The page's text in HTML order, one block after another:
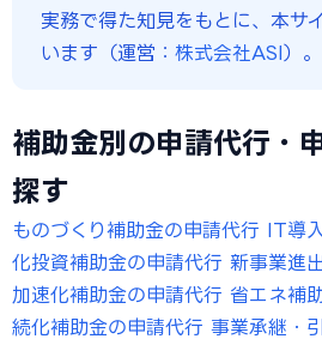
実務で得た知見をもとに、本サ
います（運営： 株式会社ASI）。
補助金別の申請代行・
探す
ものづくり補助金の申請代行 IT導
化投資補助金の申請代行 新事業進
加速化補助金の申請代行 省エネ補
続化補助金の申請代行 事業承継・